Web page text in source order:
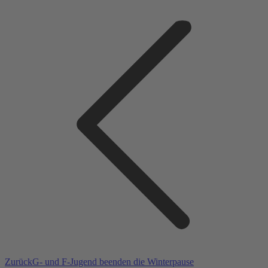
ZurückVorheriger
G- und F-Jugend beenden die Winterpause